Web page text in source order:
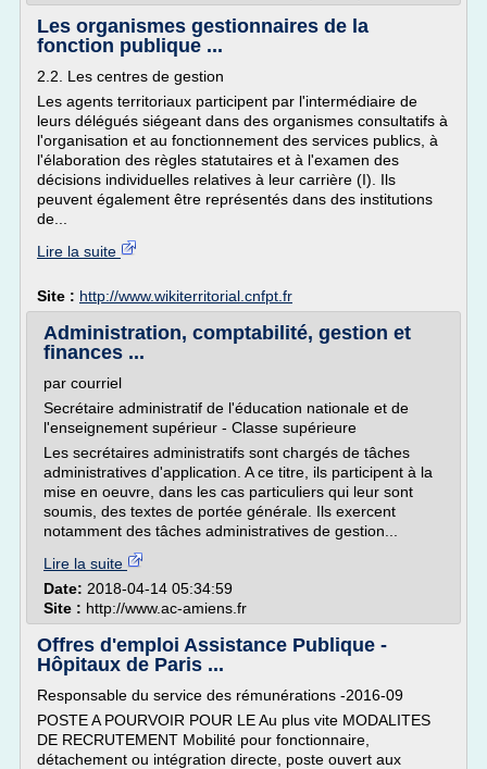
Les organismes gestionnaires de la
fonction publique ...
2.2. Les centres de gestion
Les agents territoriaux participent par l'intermédiaire de
leurs délégués siégeant dans des organismes consultatifs à
l'organisation et au fonctionnement des services publics, à
l'élaboration des règles statutaires et à l'examen des
décisions individuelles relatives à leur carrière (I). Ils
peuvent également être représentés dans des institutions
de...
Lire la suite
Site : http://www.wikiterritorial.cnfpt.fr
Administration, comptabilité, gestion et
finances ...
par courriel
Secrétaire administratif de l'éducation nationale et de
l'enseignement supérieur - Classe supérieure
Les secrétaires administratifs sont chargés de tâches
administratives d'application. A ce titre, ils participent à la
mise en oeuvre, dans les cas particuliers qui leur sont
soumis, des textes de portée générale. Ils exercent
notamment des tâches administratives de gestion...
Lire la suite
Date: 2018-04-14 05:34:59
Site : http://www.ac-amiens.fr
Offres d'emploi Assistance Publique -
Hôpitaux de Paris ...
Responsable du service des rémunérations -2016-09
POSTE A POURVOIR POUR LE Au plus vite MODALITES
DE RECRUTEMENT Mobilité pour fonctionnaire,
détachement ou intégration directe, poste ouvert aux